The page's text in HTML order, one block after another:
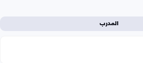
المدرب